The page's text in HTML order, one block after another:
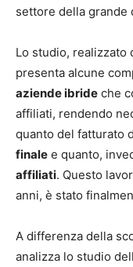
settore della grande
Lo studio, realizzato
presenta alcune
aziende ibride che
affiliati, rendendo
quanto del fatturato
finale e quanto,
affiliati. Questo
anni, è stato
A differenza della
analizza lo studio